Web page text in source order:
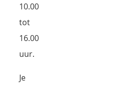
10.00
tot
16.00
uur.
Je